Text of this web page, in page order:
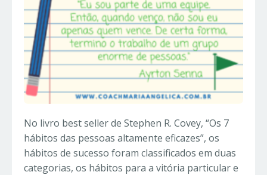
No livro best seller de Stephen R. Covey, “Os 7
hábitos das pessoas altamente eficazes”, os
hábitos de sucesso foram classificados em duas
categorias, os hábitos para a vitória particular e